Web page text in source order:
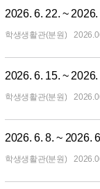
2026. 6. 22. ~
학생생활관(분원)
2026. 6. 15. ~
학생생활관(분원)
2026. 6. 8. ~ 2026.
학생생활관(분원)